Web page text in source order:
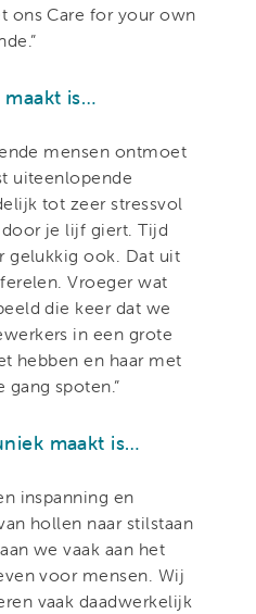
ons Care for your own
is…
mensen ontmoet
uiteenlopende
tot zeer stressvol
je lijf giert. Tijd
gelukkig ook. Dat uit
Vroeger wat
die keer dat we
in een grote
hebben en haar met
spoten.”
maakt is…
inspanning en
hollen naar stilstaan
we vaak aan het
voor mensen. Wij
vaak daadwerkelijk